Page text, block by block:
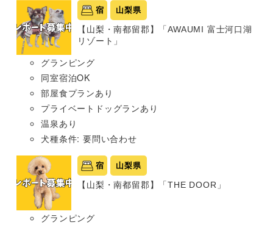
宿 山梨県
【山梨・南都留郡】「AWAUMI 富士河口湖
リゾート」
グランピング
同室宿泊OK
部屋食プランあり
プライベートドッグランあり
温泉あり
犬種条件: 要問い合わせ
宿 山梨県
【山梨・南都留郡】「THE DOOR」
グランピング